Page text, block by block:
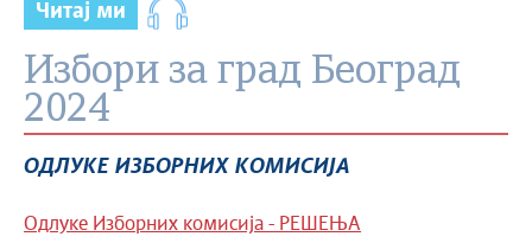
Читај ми
Избори за град Београд
2024
ОДЛУКЕ ИЗБОРНИХ КОМИСИЈА
Одлуке Изборних комисија - РЕШЕЊА